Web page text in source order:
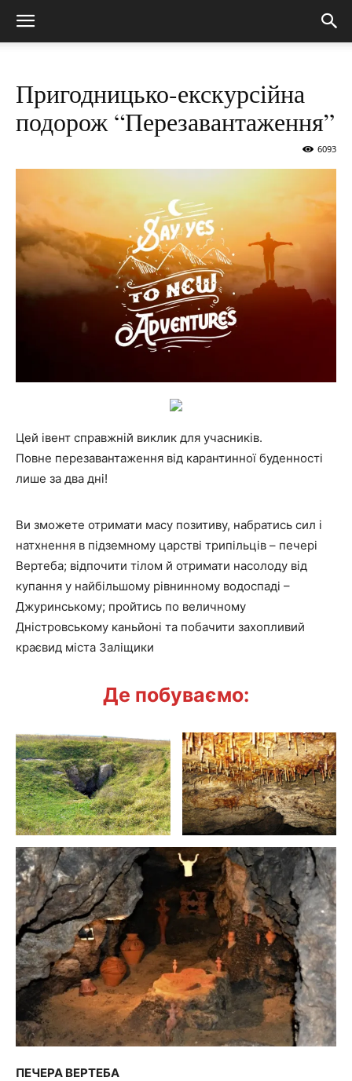
Пригодницько-екскурсійна
подорож “Перезавантаження”
6093
Цей івент справжній виклик для учасників.
Повне перезавантаження від карантинної буденності
лише за два дні!
Ви зможете отримати масу позитиву, набратись сил і
натхнення в підземному царстві трипільців – печері
Вертеба; відпочити тілом й отримати насолоду від
купання у найбільшому рівнинному водоспаді –
Джуринському; пройтись по величному
Дністровському каньйоні та побачити захопливий
краєвид міста Заліщики
Де побуваємо:
ПЕЧЕРА ВЕРТЕБА